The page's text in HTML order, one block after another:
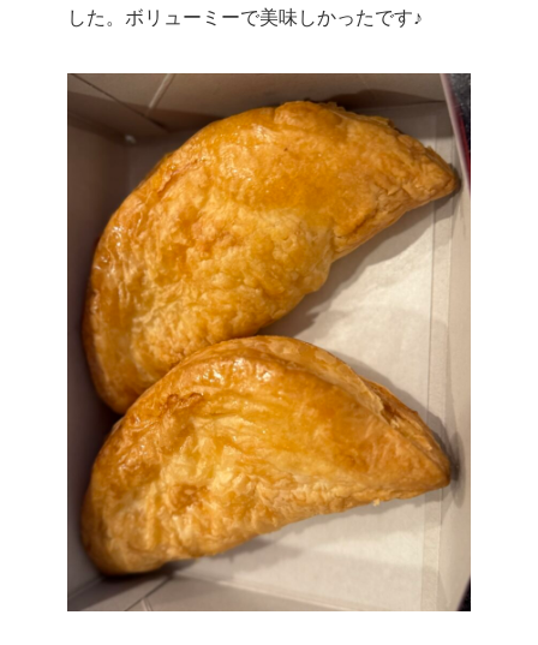
した。ボリューミーで美味しかったです♪